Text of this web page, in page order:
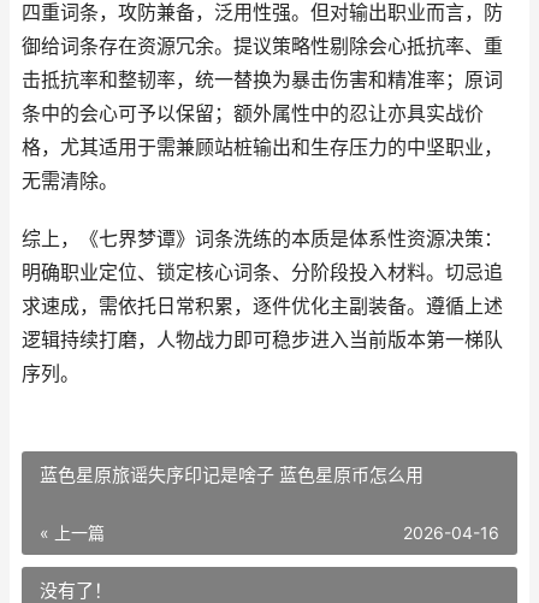
四重词条，攻防兼备，泛用性强。但对输出职业而言，防
御给词条存在资源冗余。提议策略性剔除会心抵抗率、重
击抵抗率和整韧率，统一替换为暴击伤害和精准率；原词
条中的会心可予以保留；额外属性中的忍让亦具实战价
格，尤其适用于需兼顾站桩输出和生存压力的中坚职业，
无需清除。
综上，《七界梦谭》词条洗练的本质是体系性资源决策：
明确职业定位、锁定核心词条、分阶段投入材料。切忌追
求速成，需依托日常积累，逐件优化主副装备。遵循上述
逻辑持续打磨，人物战力即可稳步进入当前版本第一梯队
序列。
蓝色星原旅谣失序印记是啥子 蓝色星原币怎么用
« 上一篇 2026-04-16
没有了！